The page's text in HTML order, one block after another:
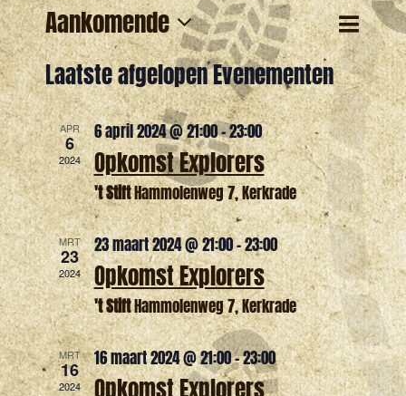
Zoeken
en
navigatie
Zoeken
Lijst
Aankomende
Selecteer
een
datum.
Laatste afgelopen Evenementen
APR
6
2024
6 april 2024 @ 21:00-23:00
Opkomst Explorers
't StiftHammolenweg 7, Kerkrade
MRT
23
2024
23 maart 2024 @ 21:00-23:00
Opkomst Explorers
't StiftHammolenweg 7, Kerkrade
MRT
16
2024
16 maart 2024 @ 21:00-23:00